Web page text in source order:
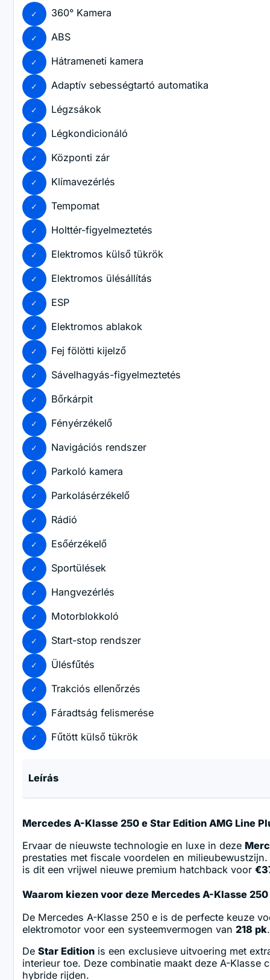
360° Kamera
ABS
Hátrameneti kamera
Adaptív sebességtartó automatika
Légzsákok
Légkondicionáló
Központi zár
Klímavezérlés
Tempomat
Holttér-figyelmeztetés
Elektromos külső tükrök
Elektromos ülésállítás
ESP
Elektromos ablakok
Fej fölötti kijelző
Sávelhagyás-figyelmeztetés
Bőrkárpit
Fényérzékelő
Navigációs rendszer
Parkoló kamera
Parkolásérzékelő
Rádió
Esőérzékelő
Sportülések
Hangvezérlés
Motorblokkoló
Start-stop rendszer
Ülésfűtés
Trakciós ellenőrzés
Fáradtság felismerése
Fűtött külső tükrök
Leírás
Mercedes A-Klasse 250 e Star Edition AMG Line
Ervaar de nieuwste technologie en luxe in deze
prestaties met fiscale voordelen en
is dit een vrijwel nieuwe premium hatchback voor
Waarom kiezen voor deze Mercedes A-Klasse 250
De Mercedes A-Klasse 250 e is de perfecte keuze
elektromotor voor een systeemvermogen van 218 pk
De Star Editionis een exclusieve uitvoering met
interieur toe. Deze combinatie maakt deze A-
hybride rijden.